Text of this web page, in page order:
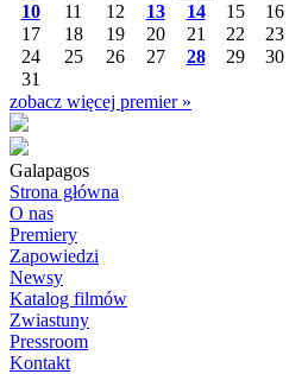
10
11 12 13 14 15
16
17
18 19 20 21 22
23
24
25 26 27 28 29
30
31
zobacz więcej premier »
Galapagos
Strona główna
O nas
Premiery
Zapowiedzi
Newsy
Katalog filmów
Zwiastuny
Pressroom
Kontakt